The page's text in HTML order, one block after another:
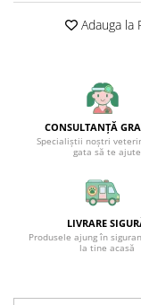
Adauga la
CONSULTANȚĂ
Specialiștii noștri
gata să te ajute
LIVRARE
Produsele ajung în
la tine acasă